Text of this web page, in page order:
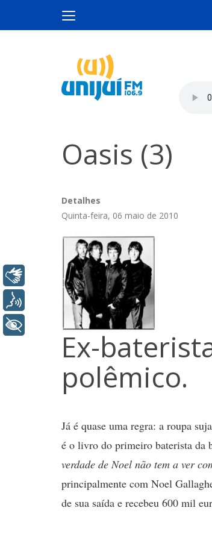
Oasis (3)
Detalhes
Quinta-feira, 06 maio de 2010
Ex-
polêmico.
Já é quase uma regra: a roupa
é o livro do primeiro baterista da
verdade de Noel não tem a ver
principalmente com Noel
de sua saída e recebeu 600 mil
Libras
+ Acessibilidade